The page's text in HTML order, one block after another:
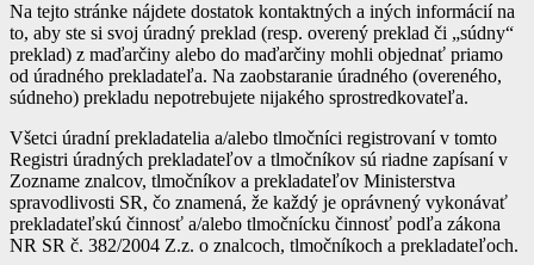
Na tejto stránke nájdete dostatok kontaktných a iných informácií na
to, aby ste si svoj úradný preklad (resp. overený preklad či „súdny“
preklad) z maďarčiny alebo do maďarčiny mohli objednať priamo
od úradného prekladateľa. Na zaobstaranie úradného (overeného,
súdneho) prekladu nepotrebujete nijakého sprostredkovateľa.
Všetci úradní prekladatelia a/alebo tlmočníci registrovaní v tomto
Registri úradných prekladateľov a tlmočníkov sú riadne zapísaní v
Zozname znalcov, tlmočníkov a prekladateľov Ministerstva
spravodlivosti SR, čo znamená, že každý je oprávnený vykonávať
prekladateľskú činnosť a/alebo tlmočnícku činnosť podľa zákona
NR SR č. 382/2004 Z.z. o znalcoch, tlmočníkoch a prekladateľoch.